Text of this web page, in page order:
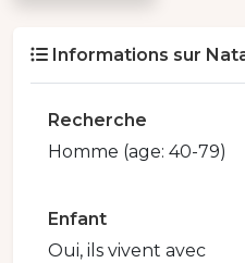
Informations sur
Recherche
Homme (age: 40-79)
Enfant
Oui, ils vivent avec